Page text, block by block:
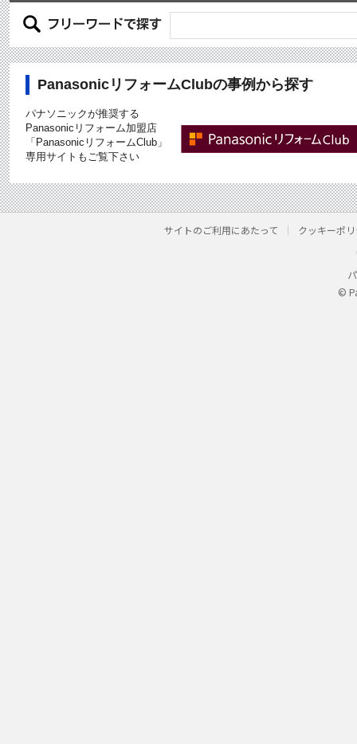
PanasonicリフォームClubの事例から探す
パナソニックが推奨する
Panasonicリフォーム加盟店
「PanasonicリフォームClub」
専用サイトもご覧下さい
サイトのご利用にあたって クッキーポ
©